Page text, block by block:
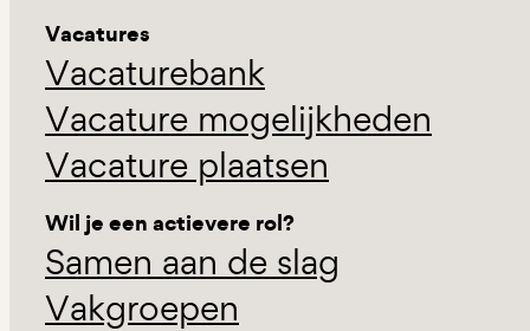
Vacatures
Vacaturebank
Vacature mogelijkheden
Vacature plaatsen
Wil je een actievere rol?
Samen aan de slag
Vakgroepen